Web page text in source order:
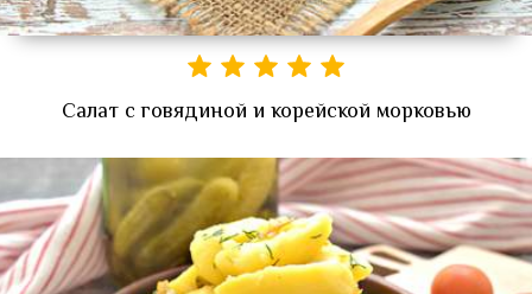
Салат с говядиной и корейской морковью